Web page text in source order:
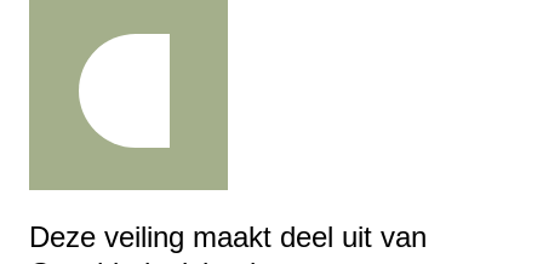
Deze veiling maakt deel uit van